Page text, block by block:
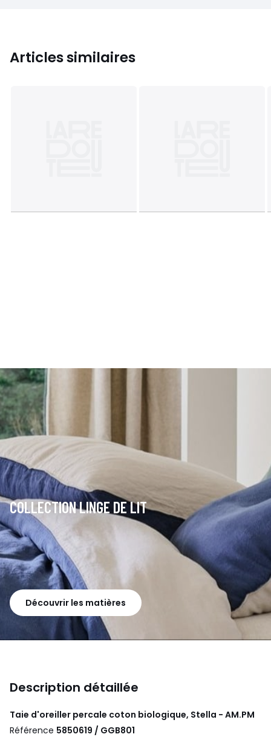
Articles similaires
COLLECTION LINGE DE LIT
Découvrir les matières
Description détaillée
Taie d'oreiller percale coton biologique, Stella - AM.PM
Référence 5850619 / GGB801